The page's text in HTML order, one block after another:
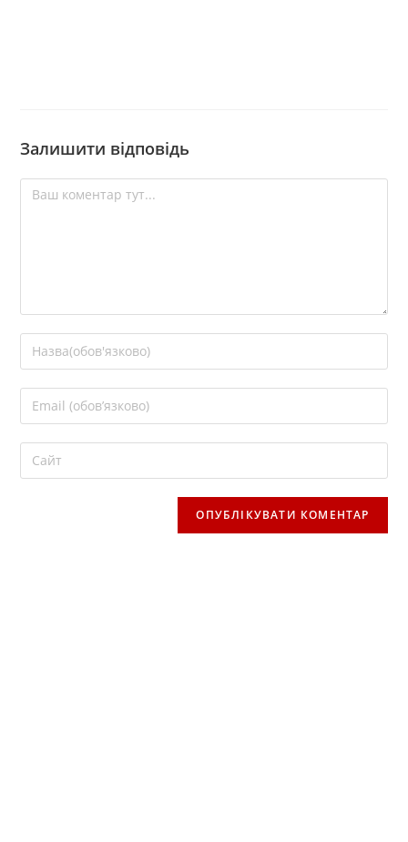
Залишити відповідь